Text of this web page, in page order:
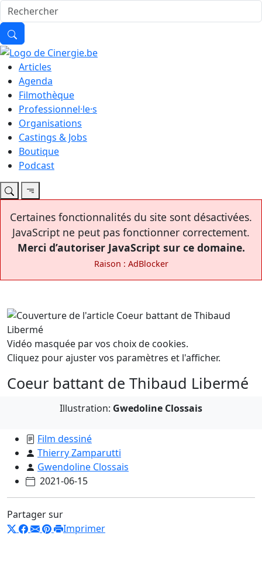
Articles
Agenda
Filmothèque
Professionnel·le·s
Organisations
Castings & Jobs
Boutique
Podcast
Certaines fonctionnalités du site sont désactivées.
JavaScript ne peut pas fonctionner correctement.
Merci d’autoriser JavaScript sur ce domaine.
Raison : AdBlocker
Vidéo masquée par vos choix de cookies.
Cliquez pour ajuster vos paramètres et l'afficher.
Coeur battant de Thibaud Libermé
Illustration: Gwedoline Clossais
Film dessiné
Thierry Zamparutti
Gwendoline Clossais
2021-06-15
Partager sur
Imprimer